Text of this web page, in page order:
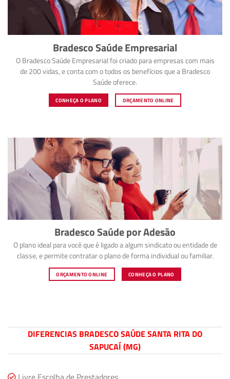
Bradesco Saúde Empresarial
O Bradesco Saúde Empresarial foi criado para empresas com mais
de 200 vidas, e conta com o todos os benefícios que a Bradesco
Saúde oferece.
CONHEÇA O PLANO ORÇAMENTO ONLINE
Bradesco Saúde por Adesão
O plano ideal para você que é ligado a algum sindicato ou entidade de
classe, e permite contratar o plano de forma individual ou familiar.
ORÇAMENTO ONLINE CONHEÇA O PLANO
DIFERENCIAS BRADESCO SAÚDE SANTA RITA DO
SAPUCAÍ (MG)